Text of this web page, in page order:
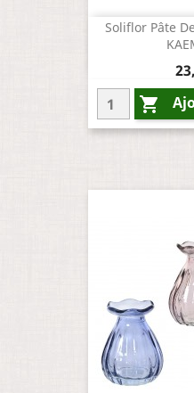
Soliflor Pâte
